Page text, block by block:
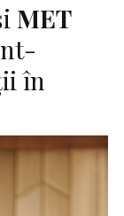
MET
în